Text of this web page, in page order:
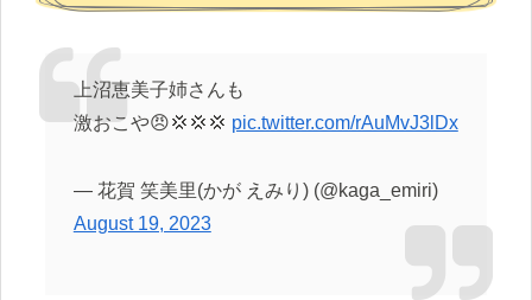
上沼恵美子姉さんも
激おこや😠💢💢💢 pic.twitter.com/rAuMvJ3lDx
— 花賀 笑美里(かが えみり) (@kaga_emiri)
August 19, 2023